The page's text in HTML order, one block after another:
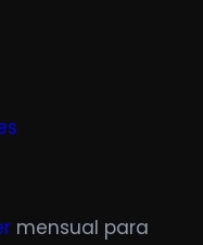
mensual para